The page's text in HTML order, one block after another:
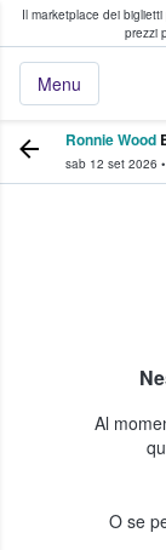
Il marketplace dei
prezzi
Menu
fan
Ronnie Wood
sab 12 set 2026 •
Al
O se